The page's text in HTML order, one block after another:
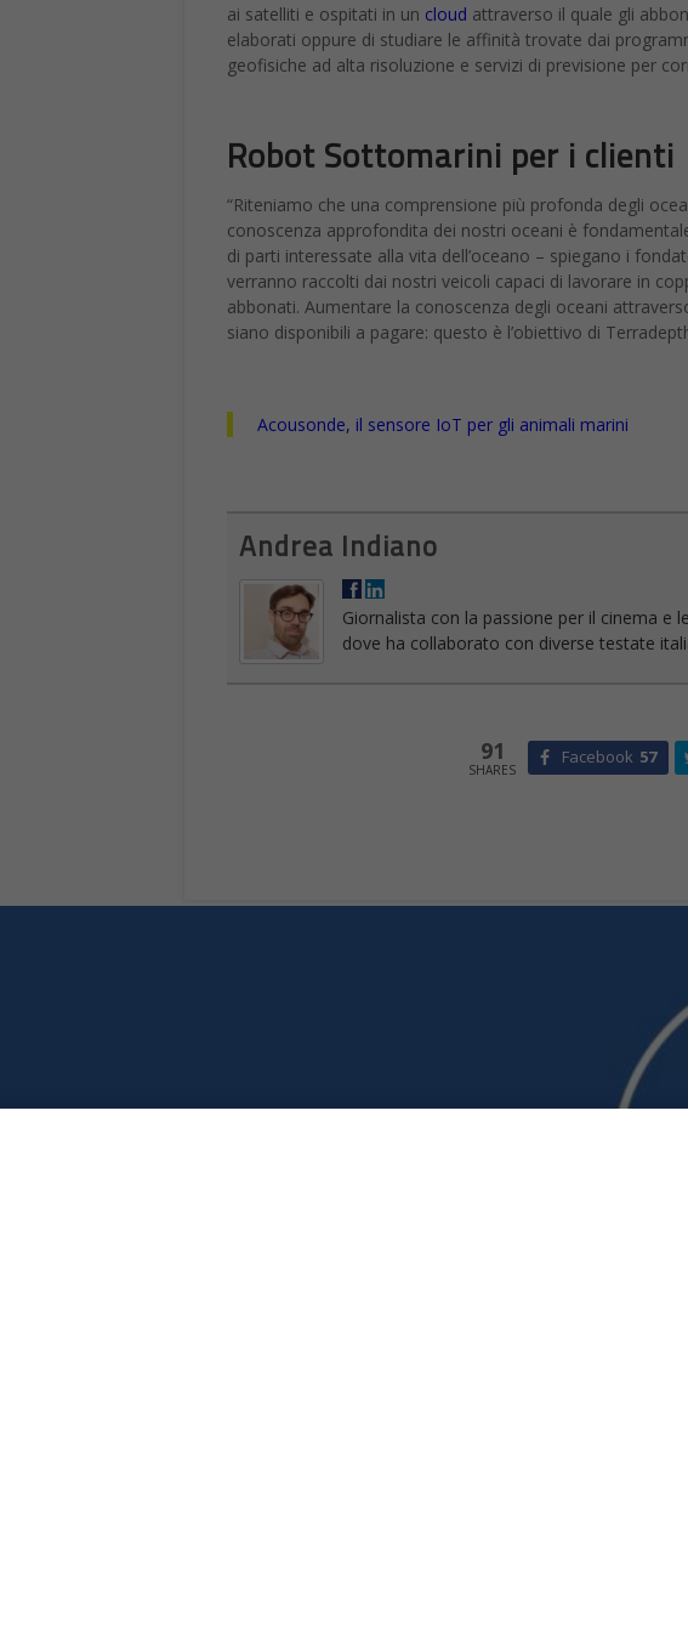
ai satelliti e ospitati in un cloud attraverso il quale gli
elaborati oppure di studiare le affinità trovate dai
geofisiche ad alta risoluzione e servizi di previsione per
Robot Sottomarini per i clienti
“Riteniamo che una comprensione più profonda degli
conoscenza approfondita dei nostri oceani è
di parti interessate alla vita dell’oceano – spiegano i
verranno raccolti dai nostri veicoli capaci di lavorare in
abbonati. Aumentare la conoscenza degli oceani
siano disponibili a pagare: questo è l’obiettivo di
Acousonde, il sensore IoT per gli animali marini
Andrea Indiano
Giornalista con la passione per il cinema e
dove ha collaborato con diverse testate
91
SHARES
Facebook 57